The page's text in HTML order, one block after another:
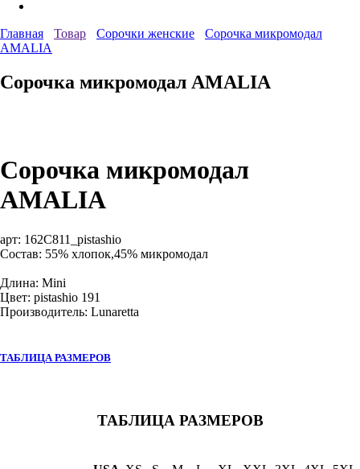
Главная Товар Сорочки женские
Сорочка микромодал
AMALIA
Сорочка микромодал AMALIA
Сорочка микромодал
AMALIA
арт: 162C811_pistashio
Состав: 55% хлопок,45% микромодал
Длина: Mini
Цвет: pistashio 191
Производитель: Lunaretta
ТАБЛИЦА РАЗМЕРОВ
ТАБЛИЦА РАЗМЕРОВ